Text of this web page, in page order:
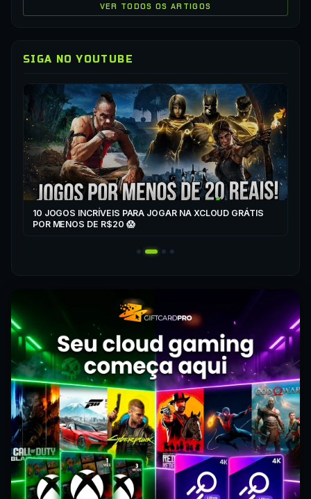
VER TODOS OS ARTIGOS
SIGA NO YOUTUBE
10 JOGOS INCRÍVEIS PARA JOGAR NA XCLOUD GRÁTIS
POR MENOS DE R$20 😱